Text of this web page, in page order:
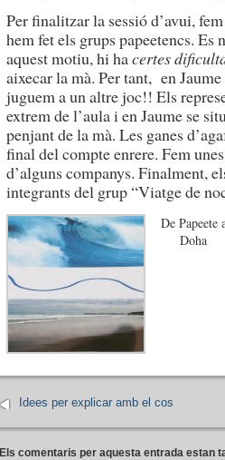
Per finalitzar la sessió d’avui,
hem fet els grups papeetencs. Es
aquest motiu, hi hacertes
aixecar la mà. Per tant, en
juguem a un altre joc!! Els
extrem de l’aula i en Jaume se
penjant de la mà. Les ganes
final del compte enrere. Fem
d’alguns companys. Finalment,
integrants del grup “Viatge de
De Papeete
Doha
Idees per explicar amb el cos
Els comentaris per aquesta entrada estan